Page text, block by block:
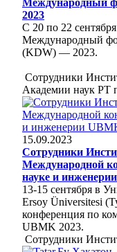
2023
С 20 по 22
Международный
(KDW) — 2023.
Сотрудники
Академии наук РТ
15.09.2023
Сотрудники
Международной
науке и
13-15 сентября в
Ersoy Üniversitesi
конференция по
UBMK 2023.
Сотрудники